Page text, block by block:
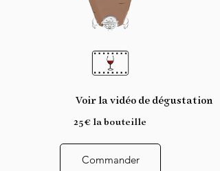
Voir la vidéo de dégustation
25€ la bouteille
Commander